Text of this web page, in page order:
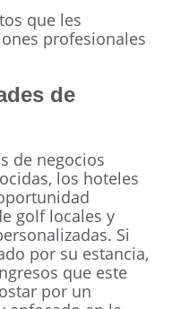
que les
profesionales
de
de negocios
los hoteles
golf locales y
Si
por su estancia,
que este
por un